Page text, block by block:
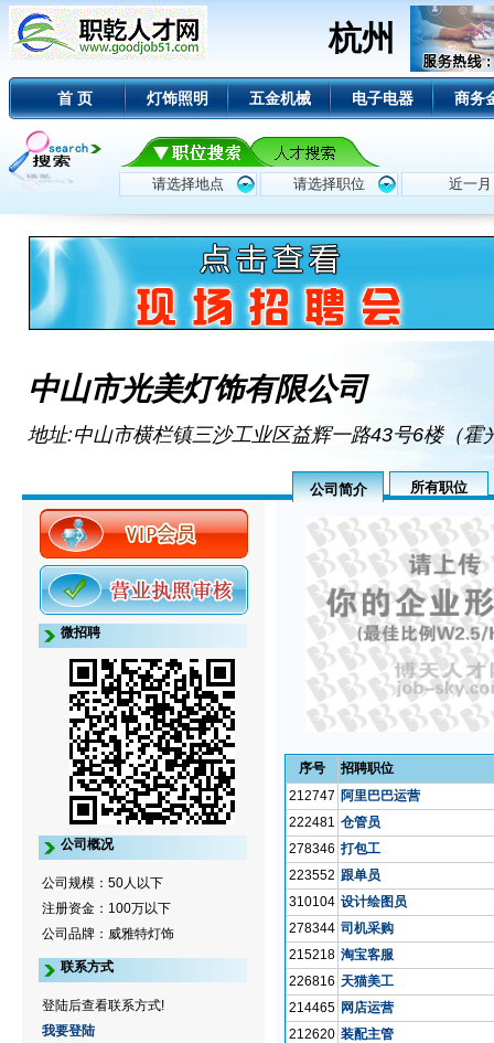
杭州
首 页 灯饰照明 五金机械 电子电器 商务
中山市光美灯饰有限公司
地址:中山市横栏镇三沙工业区益辉一路43号6楼（霍
公司简介 所有职位
微招聘
公司概况
公司规模：50人以下
注册资金：100万以下
公司品牌：威雅特灯饰
联系方式
登陆后查看联系方式!
我要登陆
序号
招聘职位
212747 阿里巴巴运营
222481 仓管员
278346 打包工
223552 跟单员
310104 设计绘图员
278344 司机采购
215218 淘宝客服
226816 天猫美工
214465 网店运营
212620 装配主管